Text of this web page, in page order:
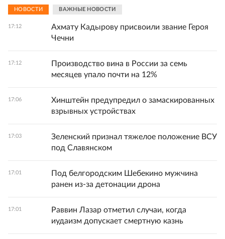
НОВОСТИ ВАЖНЫЕ НОВОСТИ
17:12
Ахмату Кадырову присвоили звание Героя
Чечни
17:12
Производство вина в России за семь
месяцев упало почти на 12%
17:06
Хинштейн предупредил о замаскированных
взрывных устройствах
17:03
Зеленский признал тяжелое положение ВСУ
под Славянском
17:01
Под белгородским Шебекино мужчина
ранен из-за детонации дрона
17:01
Раввин Лазар отметил случаи, когда
иудаизм допускает смертную казнь